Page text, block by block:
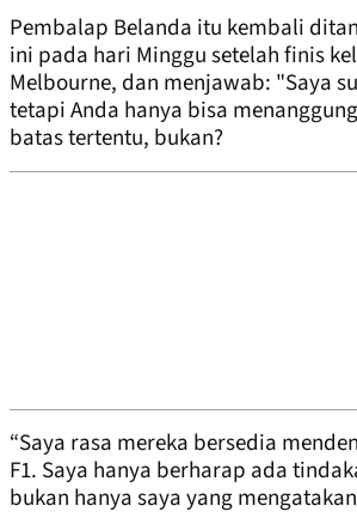
Pembalap Belanda itu kembali
ini pada hari Minggu setelah finis
Melbourne, dan menjawab: "Saya
tetapi Anda hanya bisa
batas tertentu, bukan?
“Saya rasa mereka bersedia
F1. Saya hanya berharap ada
bukan hanya saya yang